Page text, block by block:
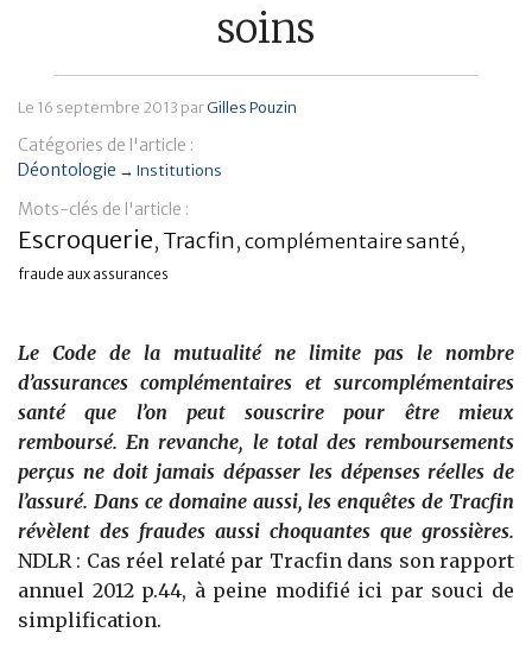
Banque
soins
Le 16 septembre 2013 parGilles Pouzin
Catégories de l'article :
Déontologie → Institutions
Mots-clés de l'article :
Escroquerie, Tracfin, complémentaire santé,
fraude aux assurances
Le Code de la mutualité ne limite pas le nombre
d’assurances complémentaires et surcomplémentaires
santé que l’on peut souscrire pour être mieux
remboursé. En revanche, le total des remboursements
perçus ne doit jamais dépasser les dépenses réelles de
l’assuré. Dans ce domaine aussi, les enquêtes de Tracfin
révèlent des fraudes aussi choquantes que grossières.
NDLR : Cas réel relaté par Tracfin dans son rapport
annuel 2012 p.44, à peine modifié ici par souci de
simplification.